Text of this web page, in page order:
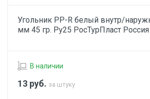
Угольник PP-R белый внутр/
мм 45 гр. Ру25 РосТурПласт Россия
В наличии
13 руб. за штуку